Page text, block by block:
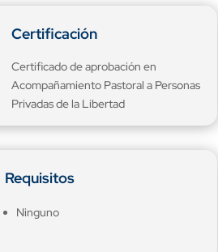
Certificación
Certificado de aprobación en
Acompañamiento Pastoral a Personas
Privadas de la Libertad
Requisitos
Ninguno